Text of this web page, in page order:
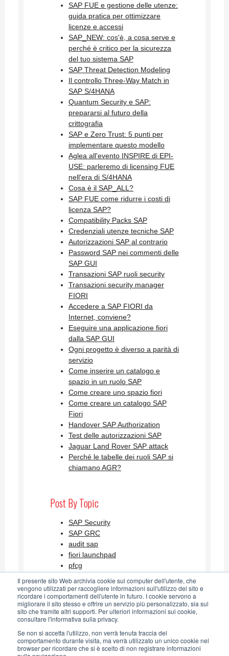
Il presente sito Web archivia cookie sul computer dell'utente, che
vengono utilizzati per raccogliere informazioni sull'utilizzo del sito e
ricordare i comportamenti dell'utente in futuro. I cookie servono a
migliorare il sito stesso e offrire un servizio più personalizzato, sia sul
sito che tramite altri supporti. Per ulteriori informazioni sui cookie,
consultare l'informativa sulla privacy.
Se non si accetta l'utilizzo, non verrà tenuta traccia del
comportamento durante visita, ma verrà utilizzato un unico cookie nel
browser per ricordare che si è scelto di non registrare informazioni
SAP FUE e gestione delle utenze:
guida pratica per ottimizzare
licenze e accessi
SAP_NEW: cos'è, a cosa serve e
perché è critico per la sicurezza
del tuo sistema SAP
SAP Threat Detection Modeling
Il controllo Three-Way Match in
SAP S/4HANA
Quantum Security e SAP:
prepararsi al futuro della
crittografia
SAP e Zero Trust: 5 punti per
implementare questo modello
Aglea all'evento INSPIRE di EPI-
USE: parleremo di licensing FUE
nell'era di S/4HANA
Cosa è il SAP_ALL?
SAP FUE come ridurre i costi di
licenza SAP?
Compatibility Packs SAP
Credenziali utenze tecniche SAP
Autorizzazioni SAP al contrario
Password SAP nei commenti delle
SAP GUI
Transazioni SAP ruoli security
Transazioni security manager
FIORI
Accedere a SAP FIORI da
Internet, conviene?
Eseguire una applicazione fiori
dalla SAP GUI
Ogni progetto è diverso a parità di
servizio
Come inserire un catalogo e
spazio in un ruolo SAP
Come creare uno spazio fiori
Come creare un catalogo SAP
Fiori
Handover SAP Authorization
Test delle autorizzazioni SAP
Jaguar Land Rover SAP attack
Perché le tabelle dei ruoli SAP si
chiamano AGR?
Post By Topic
SAP Security
SAP GRC
audit sap
fiori launchpad
pfcg
SAP Security Blog AGLEA RSS
Feed